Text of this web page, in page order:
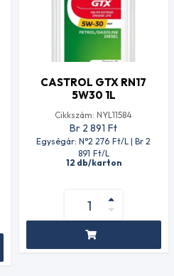
CASTROL GTX RN17
5W30 1L
Cikkszám: NYL11584
Br 2 891 Ft
Egységár: N°2 276 Ft/L | Br 2
891 Ft/L
12 db/karton